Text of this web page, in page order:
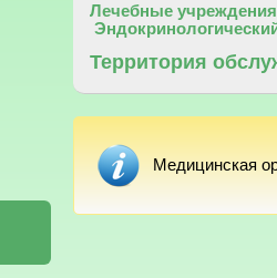
Лечебные учреждения
Территория
Медицинская